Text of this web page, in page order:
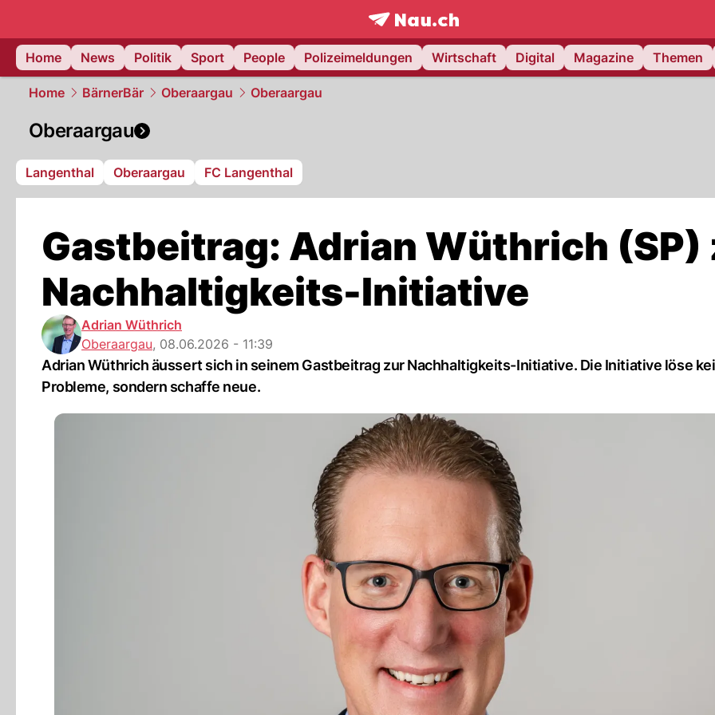
frontpage.NAU.ch
Home
News Politik Sport People Polizeimeldungen Wirtschaft Digital Magazine Themen
Home BärnerBär Oberaargau Oberaargau
Oberaargau
Langenthal Oberaargau FC Langenthal
Gastbeitrag: Adrian Wüthrich (SP)
Nachhaltigkeits-Initiative
Adrian Wüthrich
Oberaargau, 08.06.2026 - 11:39
Adrian Wüthrich äussert sich in seinem Gastbeitrag zur Nachhaltigkeits-Initiative. Die Initiative löse
Probleme, sondern schaffe neue.